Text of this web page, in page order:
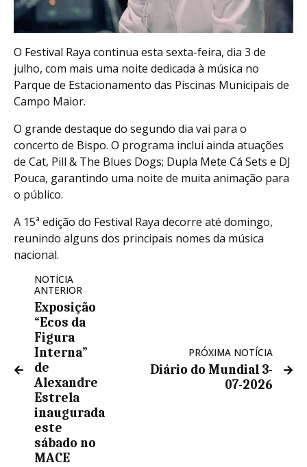
O Festival Raya continua esta sexta-feira, dia 3 de
julho, com mais uma noite dedicada à música no
Parque de Estacionamento das Piscinas Municipais de
Campo Maior.
O grande destaque do segundo dia vai para o
concerto de Bispo. O programa inclui ainda atuações
de Cat, Pill & The Blues Dogs; Dupla Mete Cá Sets e DJ
Pouca, garantindo uma noite de muita animação para
o público.
A 15ª edição do Festival Raya decorre até domingo,
reunindo alguns dos principais nomes da música
nacional.
NOTÍCIA
ANTERIOR
Exposição
“Ecos da
Figura
Interna”
de
Alexandre
Estrela
inaugurada
este
sábado no
MACE
PRÓXIMA NOTÍCIA
Diário do Mundial 3-
07-2026